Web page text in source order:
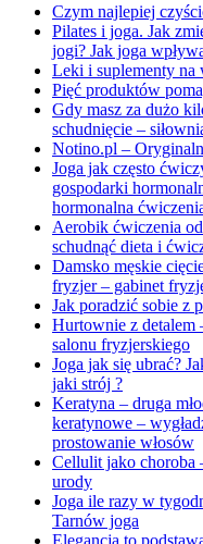
Czym najlepiej
Pilates i joga. Jak
jogi? Jak joga
Leki i suplementy na
Pięć produktów
Gdy masz za dużo
schudnięcie –
Notino.pl –
Joga jak często
gospodarki
hormonalna
Aerobik ćwiczenia
schudnąć dieta i
Damsko męskie
fryzjer – gabinet
Jak poradzić sobie z
Hurtownie z detalem
salonu fryzjerskiego
Joga jak się ubrać?
jaki strój ?
Keratyna – druga
keratynowe –
prostowanie włosów
Cellulit jako choroba
urody
Joga ile razy w
Tarnów joga
Elegancja to